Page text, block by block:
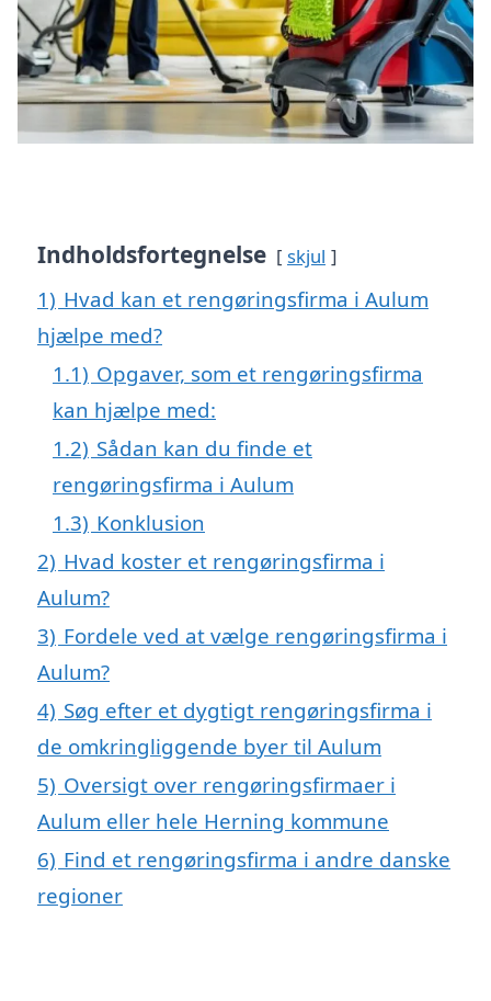
Indholdsfortegnelse skjul
1) Hvad kan et rengøringsfirma i Aulum
hjælpe med?
1.1) Opgaver, som et rengøringsfirma
kan hjælpe med:
1.2) Sådan kan du finde et
rengøringsfirma i Aulum
1.3) Konklusion
2) Hvad koster et rengøringsfirma i
Aulum?
3) Fordele ved at vælge rengøringsfirma i
Aulum?
4) Søg efter et dygtigt rengøringsfirma i
de omkringliggende byer til Aulum
5) Oversigt over rengøringsfirmaer i
Aulum eller hele Herning kommune
6) Find et rengøringsfirma i andre danske
regioner